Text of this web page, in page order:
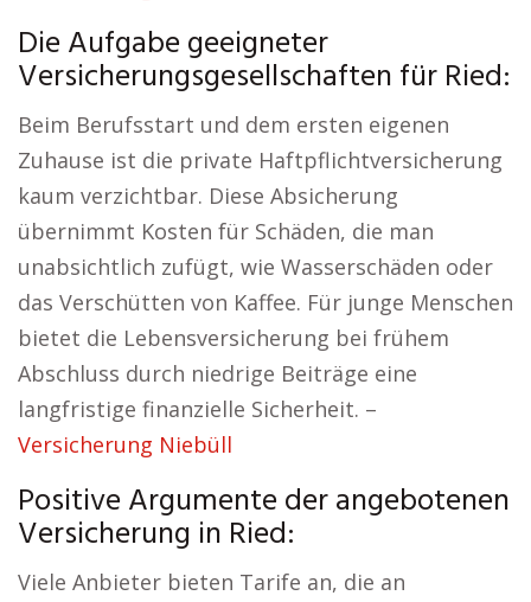
Die Aufgabe geeigneter
Versicherungsgesellschaften für Ried:
Beim Berufsstart und dem ersten eigenen
Zuhause ist die private Haftpflichtversicherung
kaum verzichtbar. Diese Absicherung
übernimmt Kosten für Schäden, die man
unabsichtlich zufügt, wie Wasserschäden oder
das Verschütten von Kaffee. Für junge Menschen
bietet die Lebensversicherung bei frühem
Abschluss durch niedrige Beiträge eine
langfristige finanzielle Sicherheit. –
Versicherung Niebüll
Positive Argumente der angebotenen
Versicherung in Ried:
Viele Anbieter bieten Tarife an, die an